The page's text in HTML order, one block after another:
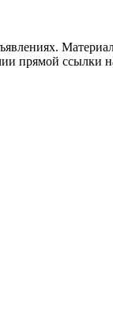
прямой ссылки